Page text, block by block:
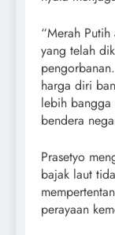
“Merah
yang telah
harga diri
lebih
bendera
Prasetyo
bajak laut
perayaan